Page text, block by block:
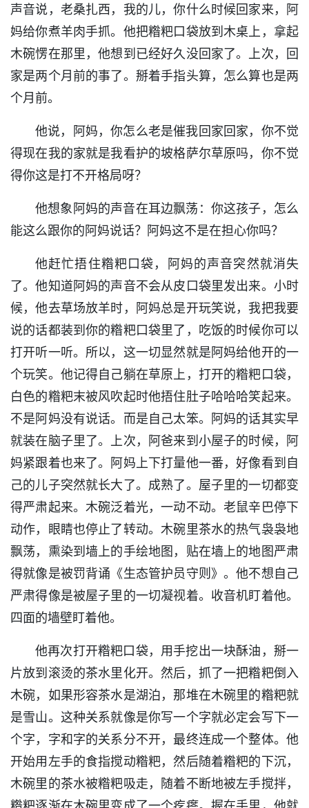
声音说，老桑扎西，我的儿，你什么时候回家来，阿
妈给你煮羊肉手抓。他把糌粑口袋放到木桌上，拿起
木碗愣在那里，他想到已经好久没回家了。上次，回
家是两个月前的事了。掰着手指头算，怎么算也是两
个月前。
他说，阿妈，你怎么老是催我回家回家，你不觉
得现在我的家就是我看护的坡格萨尔草原吗，你不觉
得你这是打不开格局呀？
他想象阿妈的声音在耳边飘荡：你这孩子，怎么
能这么跟你的阿妈说话？阿妈这不是在担心你吗？
他赶忙捂住糌粑口袋，阿妈的声音突然就消失
了。他知道阿妈的声音不会从皮口袋里发出来。小时
候，他去草场放羊时，阿妈总是开玩笑说，我把我要
说的话都装到你的糌粑口袋里了，吃饭的时候你可以
打开听一听。所以，这一切显然就是阿妈给他开的一
个玩笑。他记得自己躺在草原上，打开的糌粑口袋，
白色的糌粑末被风吹起时他捂住肚子哈哈哈笑起来。
不是阿妈没有说话。而是自己太笨。阿妈的话其实早
就装在脑子里了。上次，阿爸来到小屋子的时候，阿
妈紧跟着也来了。阿妈上下打量他一番，好像看到自
己的儿子突然就长大了。成熟了。屋子里的一切都变
得严肃起来。木碗泛着光，一动不动。老鼠辛巴停下
动作，眼睛也停止了转动。木碗里茶水的热气袅袅地
飘荡，熏染到墙上的手绘地图，贴在墙上的地图严肃
得就像是被罚背诵《生态管护员守则》。他不想自己
严肃得像是被屋子里的一切凝视着。收音机盯着他。
四面的墙壁盯着他。
他再次打开糌粑口袋，用手挖出一块酥油，掰一
片放到滚烫的茶水里化开。然后，抓了一把糌粑倒入
木碗，如果形容茶水是湖泊，那堆在木碗里的糌粑就
是雪山。这种关系就像是你写一个字就必定会写下一
个字，字和字的关系分不开，最终连成一个整体。他
开始用左手的食指搅动糌粑，然后随着糌粑的下沉，
木碗里的茶水被糌粑吸走，随着不断地被左手搅拌，